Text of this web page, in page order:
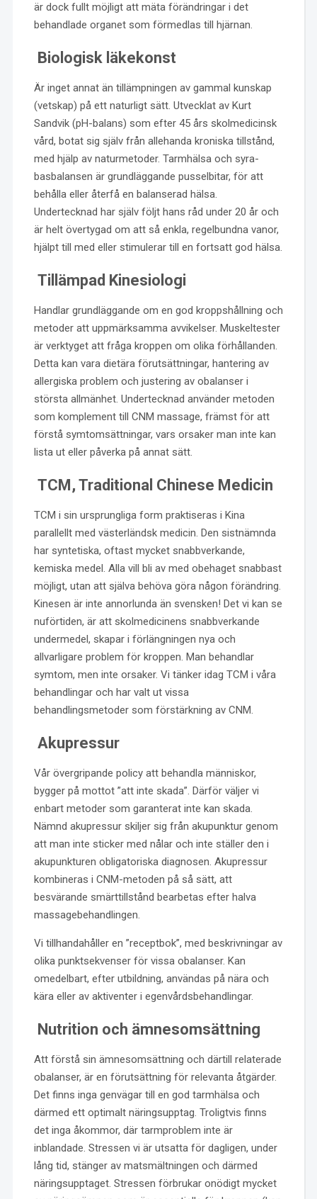
är dock fullt möjligt att mäta förändringar i det
behandlade organet som förmedlas till hjärnan.
Biologisk läkekonst
Är inget annat än tillämpningen av gammal kunskap
(vetskap) på ett naturligt sätt. Utvecklat av Kurt
Sandvik (pH-balans) som efter 45 års skolmedicinsk
vård, botat sig själv från allehanda kroniska tillstånd,
med hjälp av naturmetoder. Tarmhälsa och syra-
basbalansen är grundläggande pusselbitar, för att
behålla eller återfå en balanserad hälsa.
Undertecknad har själv följt hans råd under 20 år och
är helt övertygad om att så enkla, regelbundna vanor,
hjälpt till med eller stimulerar till en fortsatt god hälsa.
Tillämpad Kinesiologi
Handlar grundläggande om en god kroppshållning och
metoder att uppmärksamma avvikelser. Muskeltester
är verktyget att fråga kroppen om olika förhållanden.
Detta kan vara dietära förutsättningar, hantering av
allergiska problem och justering av obalanser i
största allmänhet. Undertecknad använder metoden
som komplement till CNM massage, främst för att
förstå symtomsättningar, vars orsaker man inte kan
lista ut eller påverka på annat sätt.
TCM, Traditional Chinese Medicin
TCM i sin ursprungliga form praktiseras i Kina
parallellt med västerländsk medicin. Den sistnämnda
har syntetiska, oftast mycket snabbverkande,
kemiska medel. Alla vill bli av med obehaget snabbast
möjligt, utan att själva behöva göra någon förändring.
Kinesen är inte annorlunda än svensken! Det vi kan se
nuförtiden, är att skolmedicinens snabbverkande
undermedel, skapar i förlängningen nya och
allvarligare problem för kroppen. Man behandlar
symtom, men inte orsaker. Vi tänker idag TCM i våra
behandlingar och har valt ut vissa
behandlingsmetoder som förstärkning av CNM.
Akupressur
Vår övergripande policy att behandla människor,
bygger på mottot ”att inte skada”. Därför väljer vi
enbart metoder som garanterat inte kan skada.
Nämnd akupressur skiljer sig från akupunktur genom
att man inte sticker med nålar och inte ställer den i
akupunkturen obligatoriska diagnosen. Akupressur
kombineras i CNM-metoden på så sätt, att
besvärande smärttillstånd bearbetas efter halva
massagebehandlingen.
Vi tillhandahåller en ”receptbok”, med beskrivningar av
olika punktsekvenser för vissa obalanser. Kan
omedelbart, efter utbildning, användas på nära och
kära eller av aktiventer i egenvårdsbehandlingar.
Nutrition och ämnesomsättning
Att förstå sin ämnesomsättning och därtill relaterade
obalanser, är en förutsättning för relevanta åtgärder.
Det finns inga genvägar till en god tarmhälsa och
därmed ett optimalt näringsupptag. Troligtvis finns
det inga åkommor, där tarmproblem inte är
inblandade. Stressen vi är utsatta för dagligen, under
lång tid, stänger av matsmältningen och därmed
näringsupptaget. Stressen förbrukar onödigt mycket